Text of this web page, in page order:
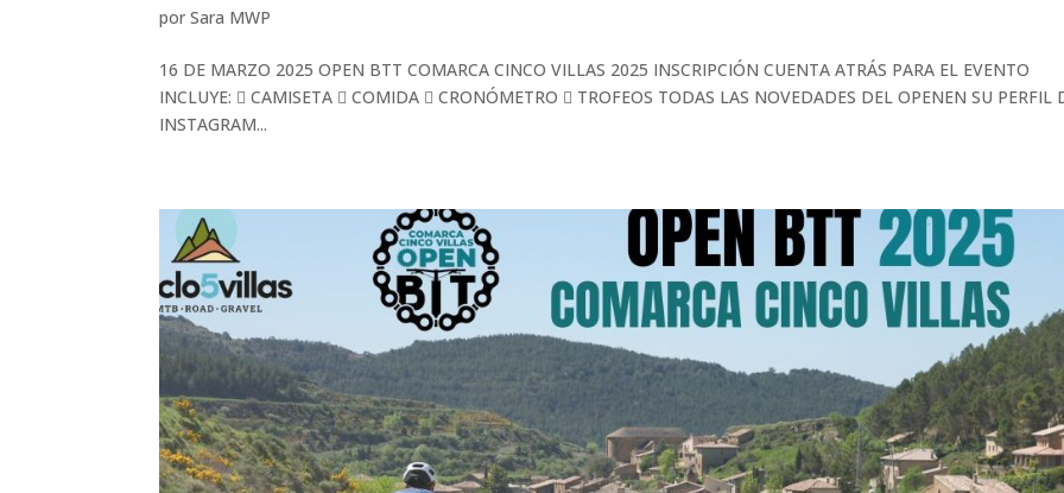
porSara MWP
16 DE MARZO 2025 OPEN BTT COMARCA CINCO VILLAS 2025 INSCRIPCIÓN CUENTA ATRÁS PARA EL EVENTO
INCLUYE:  CAMISETA  COMIDA  CRONÓMETRO  TROFEOS TODAS LAS NOVEDADES DEL OPENEN SU PERFIL
INSTAGRAM...